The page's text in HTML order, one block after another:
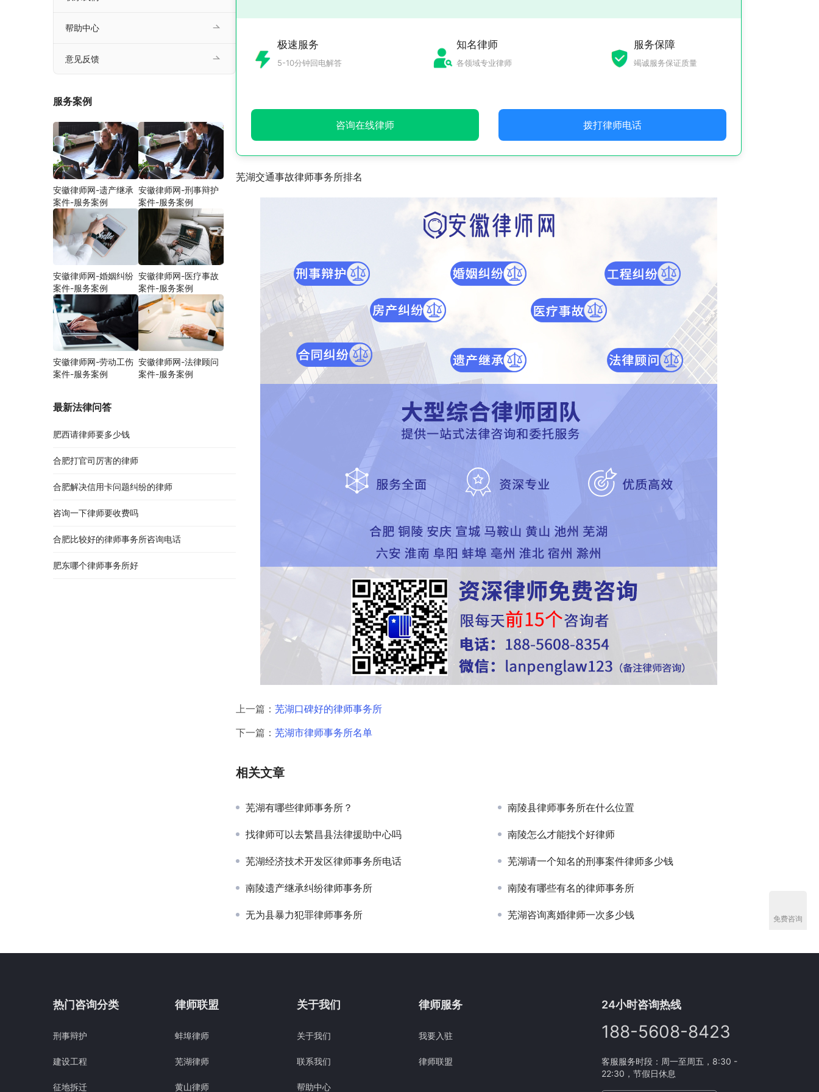
极速服务
5-10分钟回电解答
知名律师
各领域专业律师
服务保障
竭诚服务保证质量
咨询在线律师 拨打律师电话
芜湖交通事故律师事务所排名
上一篇： 芜湖口碑好的律师事务所
下一篇： 芜湖市律师事务所名单
相关文章
芜湖有哪些律师事务所？ 南陵县律师事务所在什么位置
找律师可以去繁昌县法律援助中心吗 南陵怎么才能找个好律师
芜湖经济技术开发区律师事务所电话 芜湖请一个知名的刑事案件律师多少钱
南陵遗产继承纠纷律师事务所 南陵有哪些有名的律师事务所
无为县暴力犯罪律师事务所 芜湖咨询离婚律师一次多少钱
帮助中心
意见反馈
服务案例
安徽律师网-遗产继承
案件-服务案例
安徽律师网-刑事辩护
案件-服务案例
安徽律师网-婚姻纠纷
案件-服务案例
安徽律师网-医疗事故
案件-服务案例
安徽律师网-劳动工伤
案件-服务案例
安徽律师网-法律顾问
案件-服务案例
最新法律问答
肥西请律师要多少钱
合肥打官司厉害的律师
合肥解决信用卡问题纠纷的律师
咨询一下律师要收费吗
合肥比较好的律师事务所咨询电话
肥东哪个律师事务所好
热门咨询分类
刑事辩护
建设工程
征地拆迁
律师联盟
蚌埠律师
芜湖律师
黄山律师
关于我们
关于我们
联系我们
帮助中心
律师服务
我要入驻
律师联盟
24小时咨询热线
188-5608-8423
客服服务时段：周一至周五，8:30 -
22:30，节假日休息
免费咨询